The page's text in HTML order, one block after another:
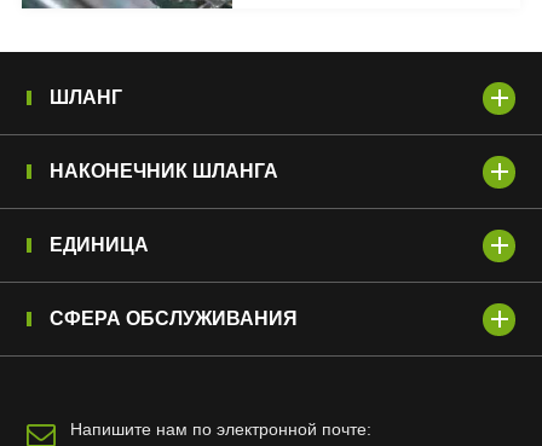
ШЛАНГ
НАКОНЕЧНИК ШЛАНГА
ЕДИНИЦА
СФЕРА ОБСЛУЖИВАНИЯ
Напишите нам по электронной почте: